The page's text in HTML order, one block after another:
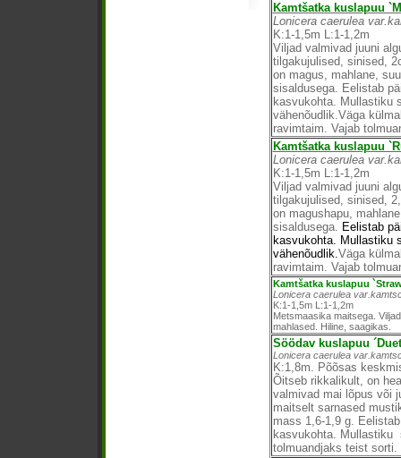
Kamtšatka kuslapuu
Lonicera caerulea
K:1-1,5m L:1-1,2m
Viljad valmivad juuni
tilgakujulised, sinised,
on magus, mahlane,
sisaldusega. Eelistab
kasvukohta. Mullastiku
vähenõudlik.Väga
ravimtaim. Vajab
Kamtšatka kuslapuu
Lonicera caerulea
K:1-1,5m L:1-1,2m
Viljad valmivad juuni
tilgakujulised, sinised,
on magushapu,
sisaldusega. Eelistab
kasvukohta. Mullastiku
vähenõudlik.Väga
ravimtaim. Vajab
Kamtšatka kuslapuu
Lonicera caerulea
K:1-1,5m L:1-1,2m
Metsmaasika maitsega.
mahlased. Hiline, saagikas.
Söödav kuslapuu
Lonicera caerulea
K:1,8m. Põõsas
Õitseb rikkalikult, on
valmivad mai lõpus või
maitselt sarnased
mass 1,6-1,9 g.
kasvukohta. Mullastiku
tolmuandjaks teist sorti.